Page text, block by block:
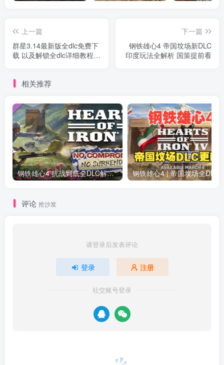
上一篇
群星3.14最新版全dlc免费下
载 以及解锁全dlc详细教程
下一篇
钢铁雄心4 帝国坟场新DLC
印度玩法全解析 国策提前看
相关推荐
钢铁雄心4 抗战到底全DLC解锁补丁免费分享 1.17最新版2025
评论 抢沙发
请登录后发表评论
登录 注册
社交账号登录